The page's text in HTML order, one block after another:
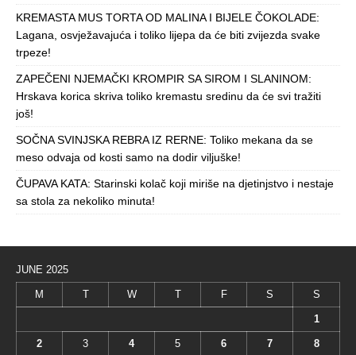
KREMASTA MUS TORTA OD MALINA I BIJELE ČOKOLADE:
Lagana, osvježavajuća i toliko lijepa da će biti zvijezda svake
trpeze!
ZAPEČENI NJEMAČKI KROMPIR SA SIROM I SLANINOM:
Hrskava korica skriva toliko kremastu sredinu da će svi tražiti
još!
SOČNA SVINJSKA REBRA IZ RERNE: Toliko mekana da se
meso odvaja od kosti samo na dodir viljuške!
ČUPAVA KATA: Starinski kolač koji miriše na djetinjstvo i nestaje
sa stola za nekoliko minuta!
JUNE 2025
M T W T F S S
1
2 3 4 5 6 7 8